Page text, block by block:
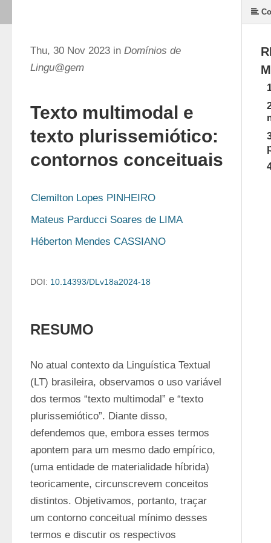
Thu, 30 Nov 2023 in Domínios de
Lingu@gem
Texto multimodal e
texto plurissemiótico:
contornos conceituais
Clemilton Lopes PINHEIRO
Mateus Parducci Soares de LIMA
Héberton Mendes CASSIANO
DOI: 10.14393/DLv18a2024-18
RESUMO
No atual contexto da Linguística Textual
(LT) brasileira, observamos o uso variável
dos termos “texto multimodal” e “texto
plurissemiótico”. Diante disso,
defendemos que, embora esses termos
apontem para um mesmo dado empírico,
(uma entidade de materialidade híbrida)
teoricamente, circunscrevem conceitos
distintos. Objetivamos, portanto, traçar
um contorno conceitual mínimo desses
termos e discutir os respectivos